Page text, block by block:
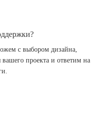
с выбором дизайна,
проекта и ответим на